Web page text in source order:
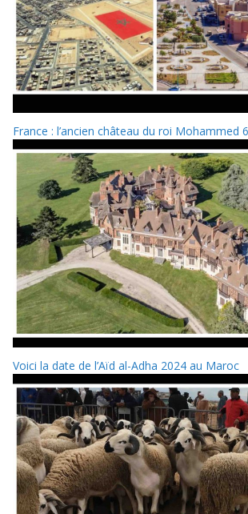
France : l’ancien château du roi Mohammed
Voici la date de l’Aïd al-Adha 2024 au Maroc